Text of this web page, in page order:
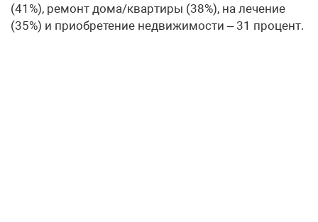
(41%), ремонт дома/квартиры (38%), на лечение
(35%) и приобретение недвижимости – 31 процент.